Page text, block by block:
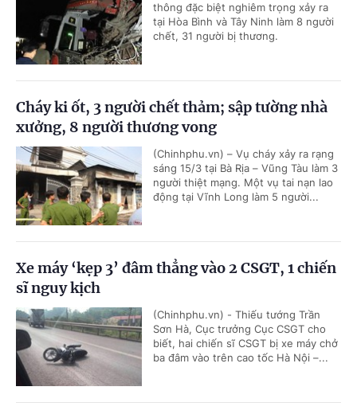
thông đặc biệt nghiêm trọng xảy ra
tại Hòa Bình và Tây Ninh làm 8 người
chết, 31 người bị thương.
Cháy ki ốt, 3 người chết thảm; sập tường nhà
xưởng, 8 người thương vong
(Chinhphu.vn) – Vụ cháy xảy ra rạng
sáng 15/3 tại Bà Rịa – Vũng Tàu làm 3
người thiệt mạng. Một vụ tai nạn lao
động tại Vĩnh Long làm 5 người...
Xe máy ‘kẹp 3’ đâm thẳng vào 2 CSGT, 1 chiến
sĩ nguy kịch
(Chinhphu.vn) - Thiếu tướng Trần
Sơn Hà, Cục trưởng Cục CSGT cho
biết, hai chiến sĩ CSGT bị xe máy chở
ba đâm vào trên cao tốc Hà Nội –...